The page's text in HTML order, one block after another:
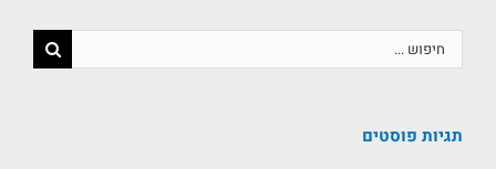
תגיות פוסטים